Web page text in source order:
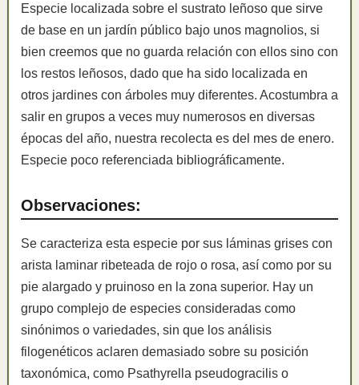
Especie localizada sobre el sustrato leñoso que sirve
de base en un jardín público bajo unos magnolios, si
bien creemos que no guarda relación con ellos sino con
los restos leñosos, dado que ha sido localizada en
otros jardines con árboles muy diferentes. Acostumbra a
salir en grupos a veces muy numerosos en diversas
épocas del año, nuestra recolecta es del mes de enero.
Especie poco referenciada bibliográficamente.
Observaciones:
Se caracteriza esta especie por sus láminas grises con
arista laminar ribeteada de rojo o rosa, así como por su
pie alargado y pruinoso en la zona superior. Hay un
grupo complejo de especies consideradas como
sinónimos o variedades, sin que los análisis
filogenéticos aclaren demasiado sobre su posición
taxonómica, como Psathyrella pseudogracilis o